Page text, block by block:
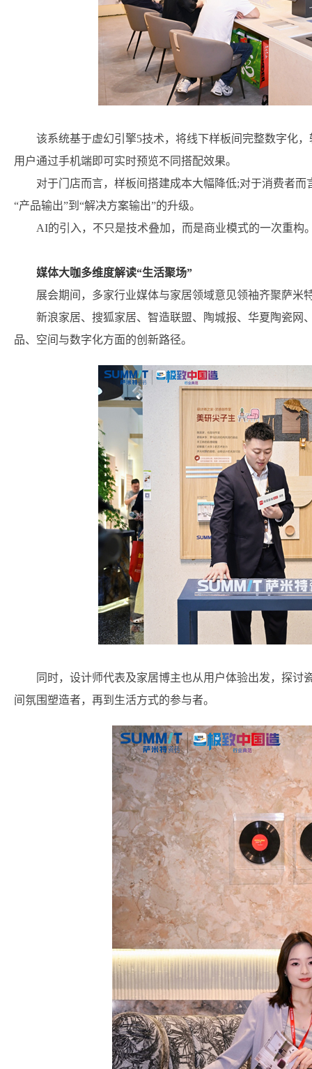
该系统基于虚幻引擎5技术，将线下样板间完整数字化
用户通过手机端即可实时预览不同搭配效果。
对于门店而言，样板间搭建成本大幅降低;对于消费者
“产品输出”到“解决方案输出”的升级。
AI的引入，不只是技术叠加，而是商业模式的一次重构
媒体大咖多维度解读“生活聚场”
展会期间，多家行业媒体与家居领域意见领袖齐聚萨米
新浪家居、搜狐家居、智造联盟、陶城报、华夏陶瓷网
品、空间与数字化方面的创新路径。
同时，设计师代表及家居博主也从用户体验出发，探
间氛围塑造者，再到生活方式的参与者。